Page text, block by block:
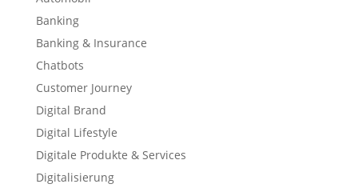
Banking
Banking & Insurance
Chatbots
Customer Journey
Digital Brand
Digital Lifestyle
Digitale Produkte & Services
Digitalisierung